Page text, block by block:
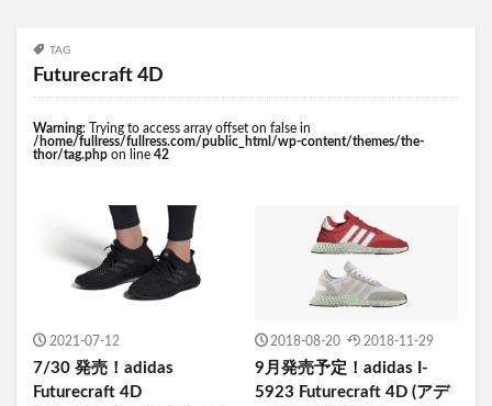
TAG
Futurecraft 4D
Warning: Trying to access array offset on false in
/home/fullress/fullress.com/public_html/wp-content/themes/the-
thor/tag.php on line 42
2021-07-12
7/30 発売！adidas
Futurecraft 4D
2018-08-20 2018-11-29
9月発売予定！adidas I-
5923 Futurecraft 4D (アデ